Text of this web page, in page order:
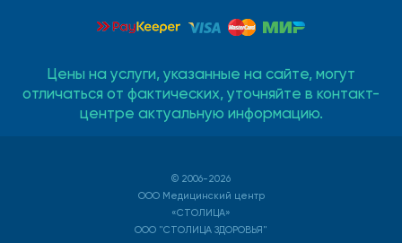
Цены на услуги, указанные на сайте, могут
отличаться от фактических, уточняйте в контакт-
центре актуальную информацию.
© 2006-2026
ООО Медицинский центр
«СТОЛИЦА»
ООО "СТОЛИЦА ЗДОРОВЬЯ"